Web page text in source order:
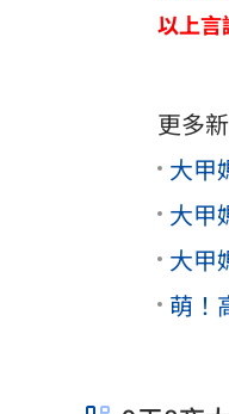
以上言
更多
大甲
大甲
大甲
萌！